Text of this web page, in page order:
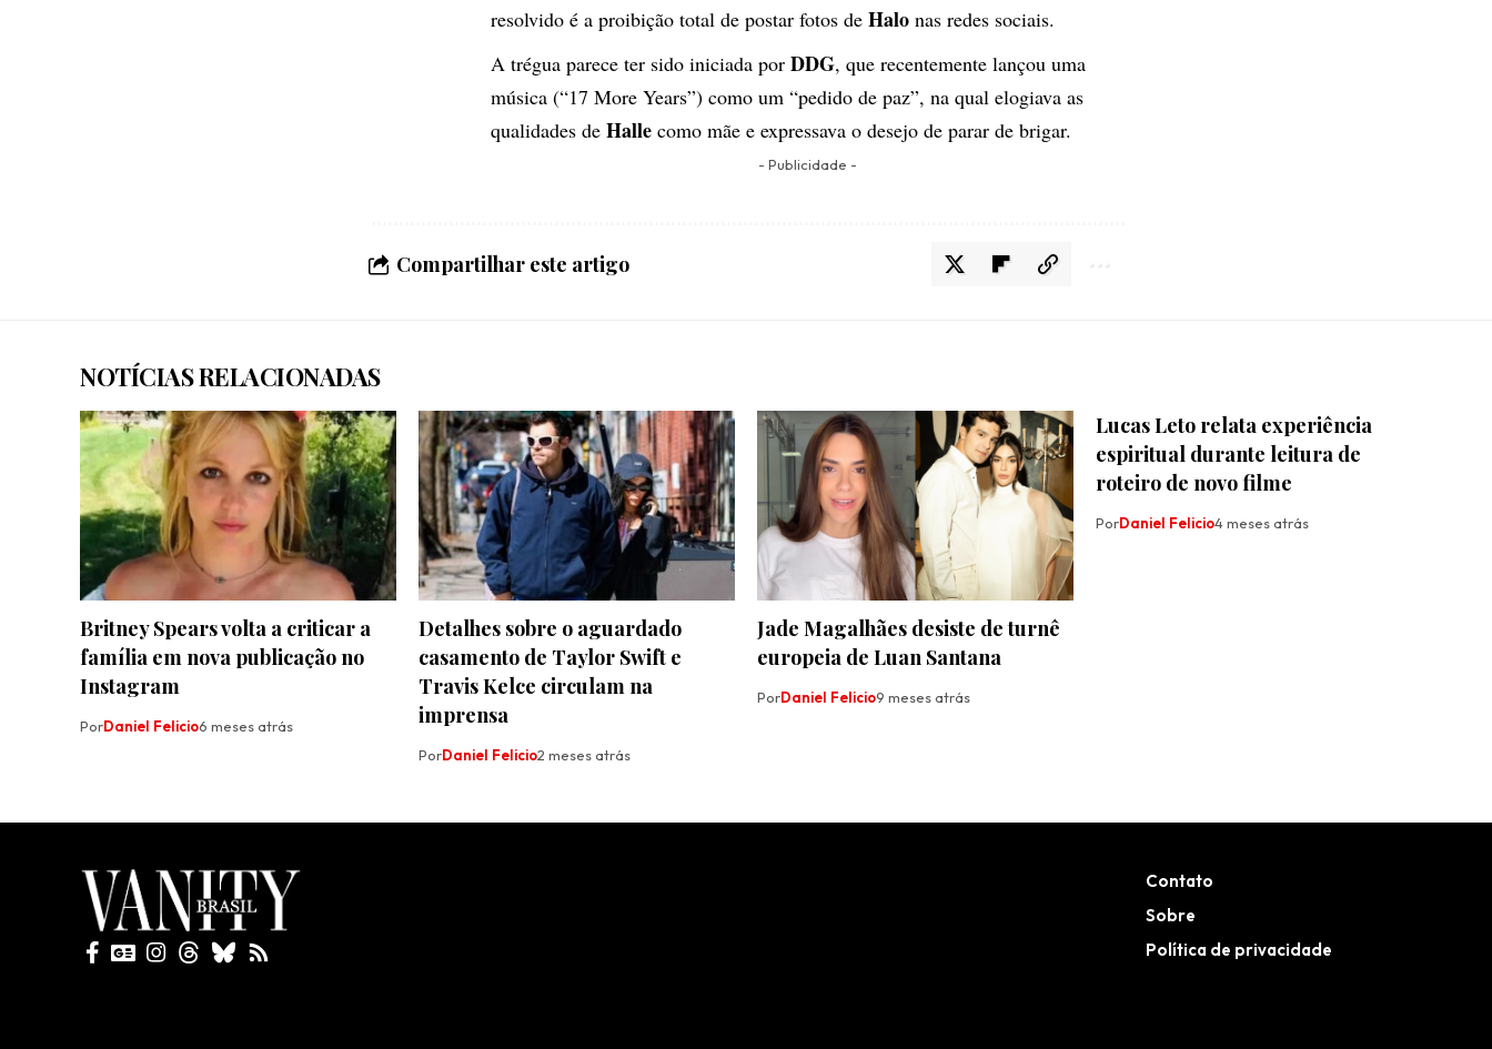
resolvido é a proibição total de postar fotos de Halo nas redes sociais.
A trégua parece ter sido iniciada por DDG, que recentemente lançou uma
música (“17 More Years”) como um “pedido de paz”, na qual elogiava as
qualidades de Halle como mãe e expressava o desejo de parar de brigar.
- Publicidade -
Compartilhar este artigo
NOTÍCIAS RELACIONADAS
Britney Spears volta a criticar a
família em nova publicação no
Instagram
PorDaniel Felicio6 meses atrás
Detalhes sobre o aguardado
casamento de Taylor Swift e
Travis Kelce circulam na
imprensa
PorDaniel Felicio2 meses atrás
Jade Magalhães desiste de turnê
europeia de Luan Santana
PorDaniel Felicio9 meses atrás
Lucas Leto relata experiência
espiritual durante leitura de
roteiro de novo filme
PorDaniel Felicio4 meses atrás
Contato
Sobre
Política de privacidade